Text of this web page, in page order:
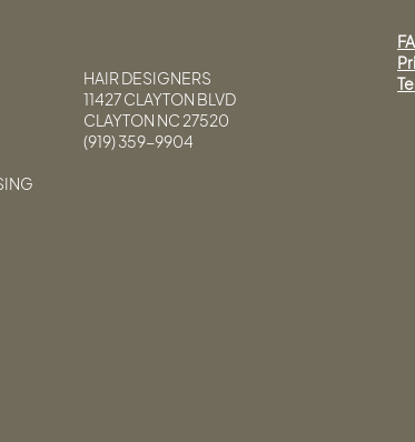
HAIR DESIGNERS
11427 CLAYTON BLVD
CLAYTON NC 27520
(919) 359-9904